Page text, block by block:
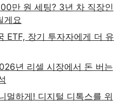
만 원 세팅? 3년 차 직장인
게요
ETF, 장기 투자자에게 더 유
년 리셀 시장에서 돈 버는
멀하게! 디지털 디톡스를 위